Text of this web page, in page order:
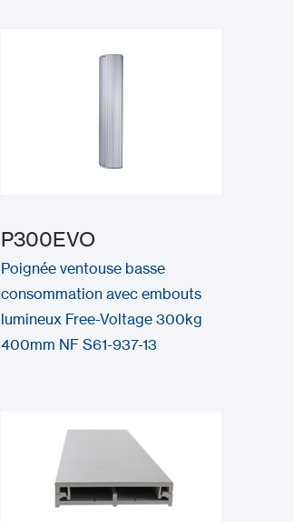
P300EVO
Poignée ventouse basse
consommation avec embouts
lumineux Free-Voltage 300kg
400mm NF S61-937-13